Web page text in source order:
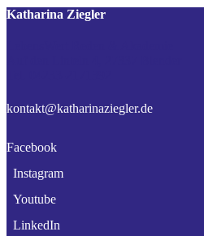
Katharina Ziegler
kontakt@katharinaziegler.de
Facebook
Instagram
Youtube
LinkedIn